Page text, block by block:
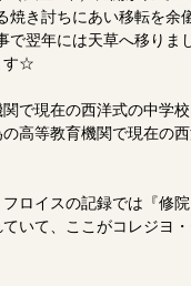
き討ちにあい移転を余
翌年には天草へ移りま
す☆
で現在の西洋式の中学
高等教育機関で現在の
ロイスの記録では『修
いて、ここがコレジヨ